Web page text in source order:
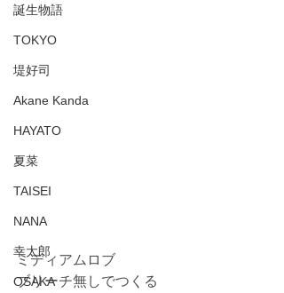
誕生物語
TOKYO
堤好司
Akane Kanda
HAYATO
夏菜
TAISEI
NANA
幸太郎
OSAKA
ミディアムロブ
ブリーチ無しでつくる